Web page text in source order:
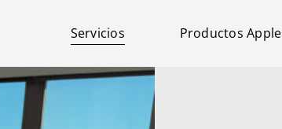
Servicios Productos Apple